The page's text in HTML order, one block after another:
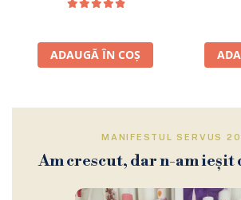
ADAUGĂ ÎN COȘ
MANIFESTUL SERVUS
Am crescut, dar n-am ieșit